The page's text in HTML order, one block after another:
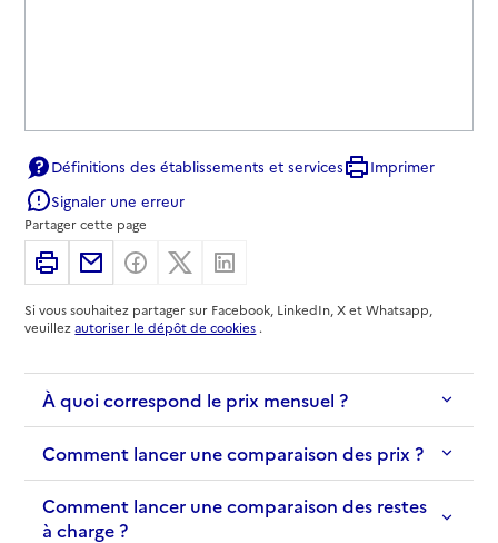
Définitions des établissements et services
Imprimer
Signaler une erreur
Partager cette page
ImprimerPartager par email
Partager sur Facebook
Partager sur X
Si vous souhaitez partager sur Facebook, LinkedIn, X et Whatsapp,
veuillezautoriser le dépôt de cookies .
À quoi correspond le prix mensuel ?
Comment lancer une comparaison des prix ?
Comment lancer une comparaison des restes
à charge ?